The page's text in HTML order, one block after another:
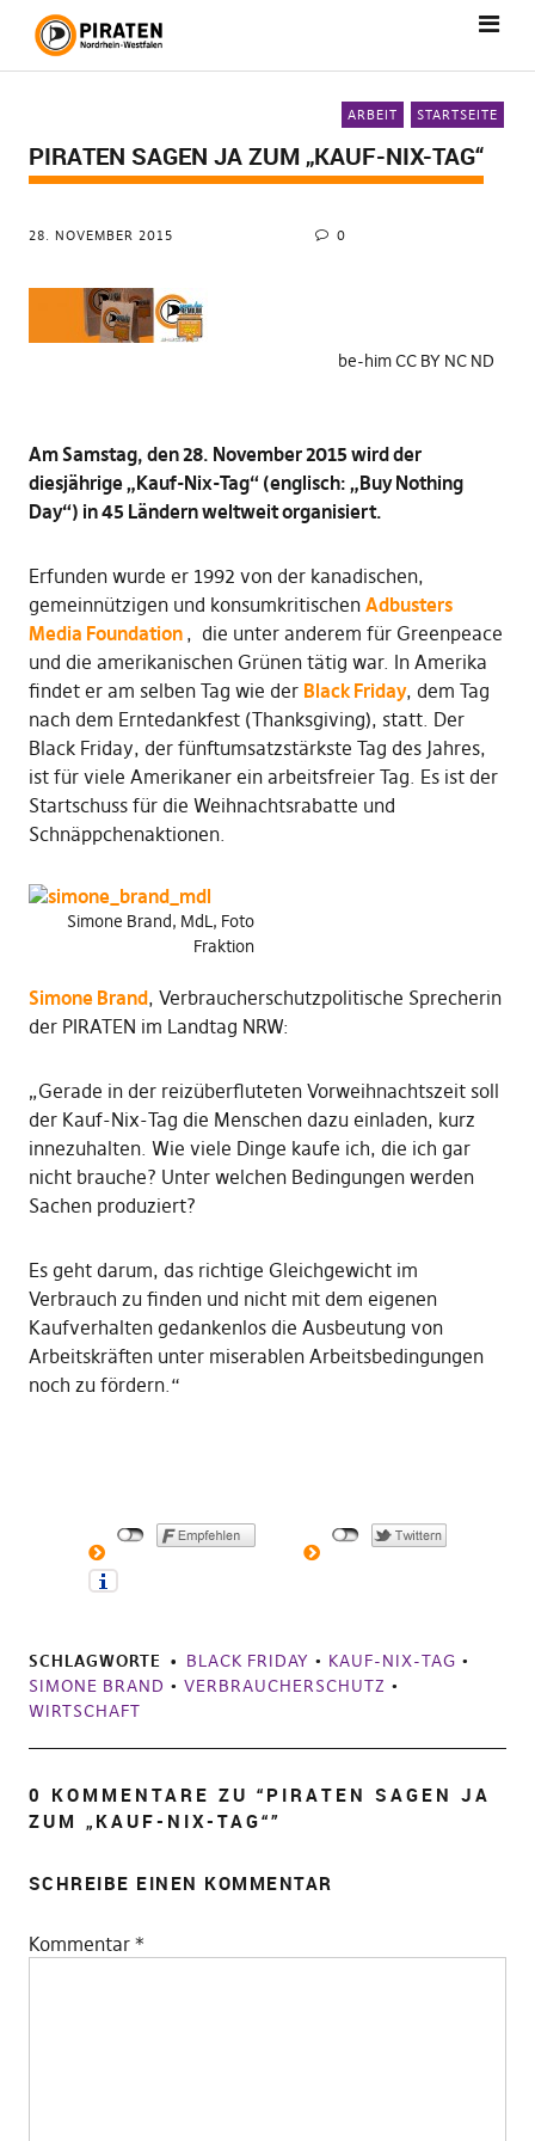
ARBEIT STARTSEITE
PIRATEN SAGEN JA ZUM „KAUF-NIX-TAG“
28. NOVEMBER 2015 0
be-him CC BY NC ND
Am Samstag, den 28. November 2015 wird der
diesjährige „Kauf-Nix-Tag“ (englisch: „Buy Nothing
Day“) in 45 Ländern weltweit organisiert.
Erfunden wurde er 1992 von der kanadischen,
gemeinnützigen und konsumkritischen Adbusters
Media Foundation , die unter anderem für Greenpeace
und die amerikanischen Grünen tätig war. In Amerika
findet er am selben Tag wie der Black Friday, dem Tag
nach dem Erntedankfest (Thanksgiving), statt. Der
Black Friday, der fünftumsatzstärkste Tag des Jahres,
ist für viele Amerikaner ein arbeitsfreier Tag. Es ist der
Startschuss für die Weihnachtsrabatte und
Schnäppchenaktionen.
Simone Brand, MdL, Foto
Fraktion
Simone Brand, Verbraucherschutzpolitische Sprecherin
der PIRATEN im Landtag NRW:
„Gerade in der reizüberfluteten Vorweihnachtszeit soll
der Kauf-Nix-Tag die Menschen dazu einladen, kurz
innezuhalten. Wie viele Dinge kaufe ich, die ich gar
nicht brauche? Unter welchen Bedingungen werden
Sachen produziert?
Es geht darum, das richtige Gleichgewicht im
Verbrauch zu finden und nicht mit dem eigenen
Kaufverhalten gedankenlos die Ausbeutung von
Arbeitskräften unter miserablen Arbeitsbedingungen
noch zu fördern.“
SCHLAGWORTE BLACK FRIDAY • KAUF-NIX-TAG •
SIMONE BRAND • VERBRAUCHERSCHUTZ •
WIRTSCHAFT
0 KOMMENTARE ZU “ PIRATEN SAGEN JA
ZUM „KAUF-NIX-TAG“”
SCHREIBE EINEN KOMMENTAR
Kommentar *